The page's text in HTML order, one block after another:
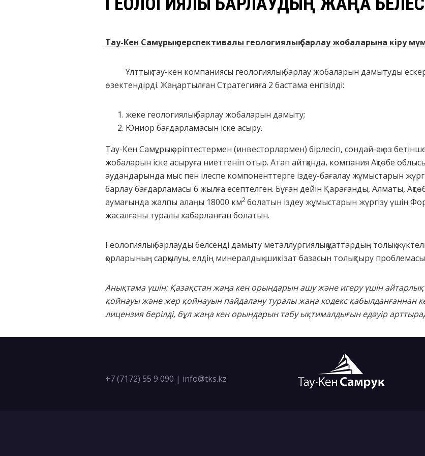
Тау-Кен Самұрық перспективалы геологиялық барлау жобаларына кіру
Ұлттық тау-кен компаниясы геологиялық барлау жобаларын дамытуды
өзектендірді. Жаңартылған Стратегияға 2 бастама енгізілді:
жеке геологиялық барлау жобаларын дамыту;
Юниор бағдарламасын іске асыру.
Тау-Кен Самұрық әріптестермен (инвесторлармен) бірлесіп, сондай-ақ өз бетінше
жобаларын іске асыруға ниеттеніп отыр. Атап айтқанда, компания Ақтөбе
аудандарында мыс пен ілеспе компоненттерге іздеу-бағалау жұмыстарын
барлау бағдарламасы 6 жылға есептелген. Бұған дейін Қарағанды, Алматы,
аумағында жалпы алаңы 18000 км2болатын іздеу жұмыстарын жүргізу үшін
жасалғаны туралы хабарланған болатын.
Геологиялық барлауды белсенді дамыту металлургиялық қуаттардың толық
қорларының сарқылуы, елдің минералдық-шикізат базасын толықтыру
Анықтама үшін: Қазақстан жаңа кен орындарын ашу және игеру үшін
қойнауы және жер қойнауын пайдалану туралы жаңа кодекс қабылданғаннан
лицензия берілді, бұл жаңа кен орындарын табу ықтималдығын едәуір
+7 (7172) 55 9 090 | info@tks.kz